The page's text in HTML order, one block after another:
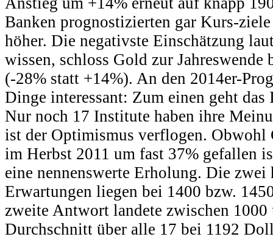
Banken prognostizierten gar Kurs-
höher. Die negativste Einschätzung
wissen, schloss Gold zur
(-28% statt +14%). An den 2014er-
Dinge interessant: Zum einen geht das
Nur noch 17 Institute haben ihre
ist der Optimismus verflogen.
im Herbst 2011 um fast 37% gefallen
eine nennenswerte Erholung. Die zwei
Erwartungen liegen bei 1400 bzw.
zweite Antwort landete zwischen
Durchschnitt über alle 17 bei 1192